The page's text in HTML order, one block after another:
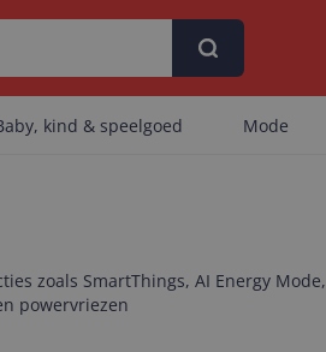
kind & speelgoed Mode
zoals SmartThings, AI Energy Mode,
powervriezen